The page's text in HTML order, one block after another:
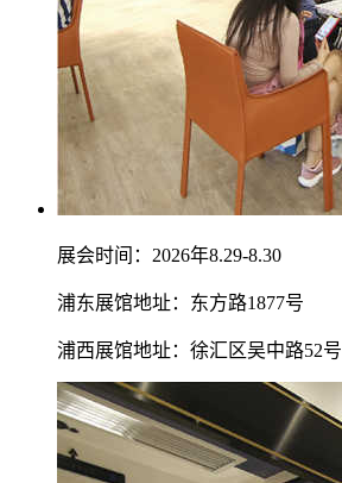
展会时间：2026年8.29-8.30
浦东展馆地址：东方路1877号
浦西展馆地址：徐汇区吴中路52号